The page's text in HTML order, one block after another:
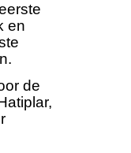
en
de